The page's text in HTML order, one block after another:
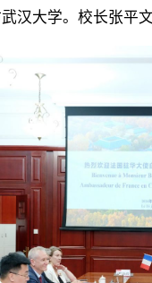
汉大学。校长张平